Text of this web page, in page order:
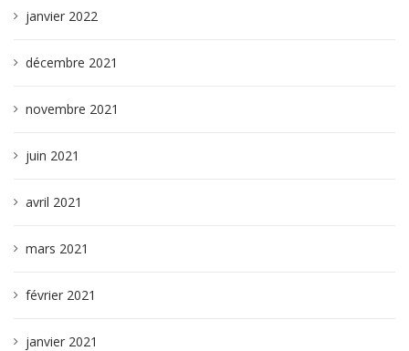
janvier 2022
décembre 2021
novembre 2021
juin 2021
avril 2021
mars 2021
février 2021
janvier 2021